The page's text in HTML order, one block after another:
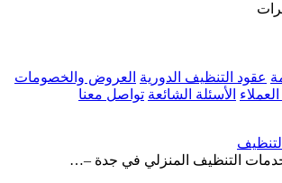
عقود التنظيف الدورية العروض والخصومات
العملاء الأسئلة الشائعة تواصل معنا
التنظيف المنزلي في جدة –…